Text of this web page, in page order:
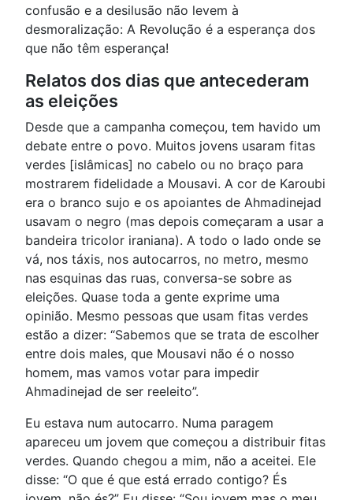
confusão e a desilusão não levem à
desmoralização: A Revolução é a esperança dos
que não têm esperança!
Relatos dos dias que antecederam
as eleições
Desde que a campanha começou, tem havido um
debate entre o povo. Muitos jovens usaram fitas
verdes [islâmicas] no cabelo ou no braço para
mostrarem fidelidade a Mousavi. A cor de Karoubi
era o branco sujo e os apoiantes de Ahmadinejad
usavam o negro (mas depois começaram a usar a
bandeira tricolor iraniana). A todo o lado onde se
vá, nos táxis, nos autocarros, no metro, mesmo
nas esquinas das ruas, conversa-se sobre as
eleições. Quase toda a gente exprime uma
opinião. Mesmo pessoas que usam fitas verdes
estão a dizer: “Sabemos que se trata de escolher
entre dois males, que Mousavi não é o nosso
homem, mas vamos votar para impedir
Ahmadinejad de ser reeleito”.
Eu estava num autocarro. Numa paragem
apareceu um jovem que começou a distribuir fitas
verdes. Quando chegou a mim, não a aceitei. Ele
disse: “O que é que está errado contigo? És